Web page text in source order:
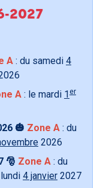
2027
A : du samedi 4
A : le mardi 1 er
🎃 Zone A : du
2026
🎅 Zone A : du
4 janvier 2027